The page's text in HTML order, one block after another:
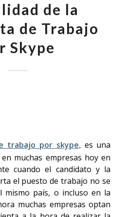
de la
de Trabajo
Skype
trabajo por skype,es una
muchas empresas hoy en
cuando el candidato y la
el puesto de trabajo no se
mismo país, o incluso en la
muchas empresas optan